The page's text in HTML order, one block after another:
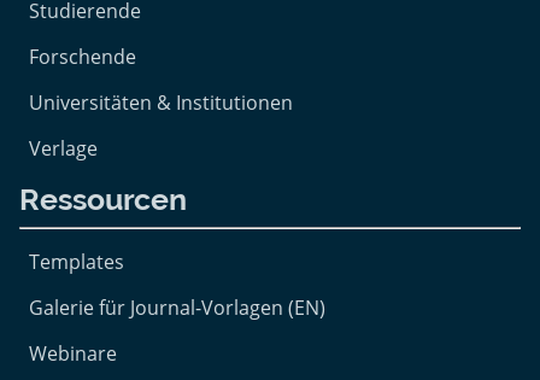
Studierende
Forschende
Universitäten & Institutionen
Verlage
Ressourcen
Templates
Galerie für Journal-Vorlagen (EN)
Webinare